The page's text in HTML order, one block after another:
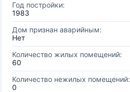
Год постройки:
1983
Дом признан аварийным:
Нет
Количество жилых помещений:
60
Количество нежилых помещений:
0